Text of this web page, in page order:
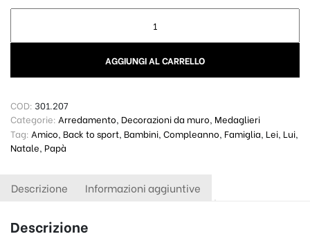
AGGIUNGI AL CARRELLO
COD: 301.207
Categorie: Arredamento, Decorazioni da muro, Medaglieri
Tag: Amico Back to sport Bambini Compleanno Famiglia Lei Lui
Natale, Papà
Descrizione Informazioni aggiuntive
Descrizione